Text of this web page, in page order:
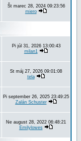
Št marec 28, 2024 09:23:56
miero
Pi júl 31, 2026 13:00:43
milan1
St máj 27, 2026 09:01:08
tela
Pi september 26, 2025 23:49:25
Zalán Schuster
Ne august 28, 2022 06:48:21
Emilylowes